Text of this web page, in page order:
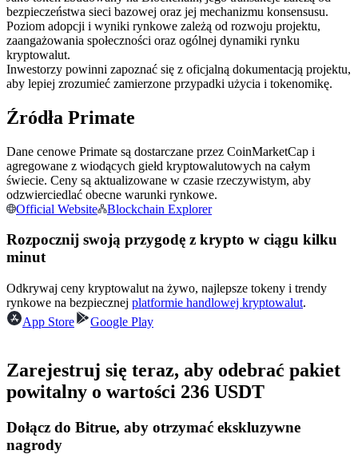
Kontrakty futures wykorzystujące USDC jako zabezpieczenie
Kopiowanie Transakcji
Dołącz do najlepszych traderów
Zostań traderem kopiującym
Ciesz się podziałem zysków i prowizjami z kopiowania
transakcji
bezpieczeństwa sieci bazowej oraz jej mechanizmu konsensusu.
Poziom adopcji i wyniki rynkowe zależą od rozwoju projektu,
zaangażowania społeczności oraz ogólnej dynamiki rynku
kryptowalut.
Inwestorzy powinni zapoznać się z oficjalną dokumentacją projektu,
aby lepiej zrozumieć zamierzone przypadki użycia i tokenomikę.
Źródła Primate
Dane cenowe Primate są dostarczane przez CoinMarketCap i
agregowane z wiodących giełd kryptowalutowych na całym
świecie. Ceny są aktualizowane w czasie rzeczywistym, aby
odzwierciedlać obecne warunki rynkowe.
Official Website
Blockchain Explorer
Rozpocznij swoją przygodę z krypto w ciągu kilku
minut
Odkrywaj ceny kryptowalut na żywo, najlepsze tokeny i trendy
rynkowe na bezpiecznej platformie handlowej kryptowalut.
App Store
Google Play
Zarejestruj się teraz, aby odebrać pakiet
powitalny o wartości 236 USDT
Dołącz do Bitrue, aby otrzymać ekskluzywne
nagrody